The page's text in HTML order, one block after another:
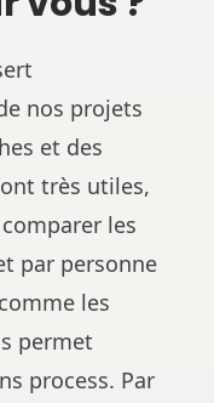
nos projets
et des
très utiles,
les
par personne
les
permet
process. Par